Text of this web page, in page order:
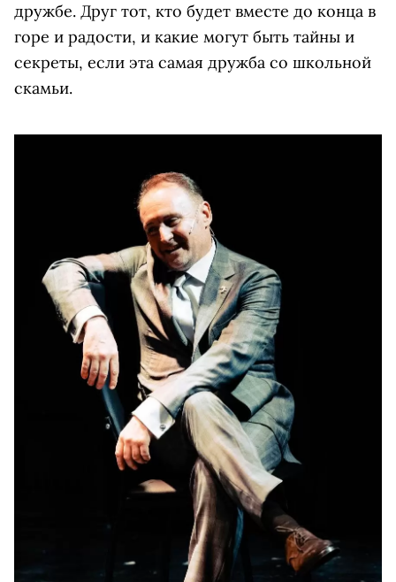
дружбе. Друг тот, кто будет вместе до конца в
горе и радости, и какие могут быть тайны и
секреты, если эта самая дружба со школьной
скамьи.